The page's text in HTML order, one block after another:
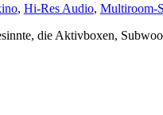
, Hi-Res Audio, Multiroom-
die Aktivboxen,